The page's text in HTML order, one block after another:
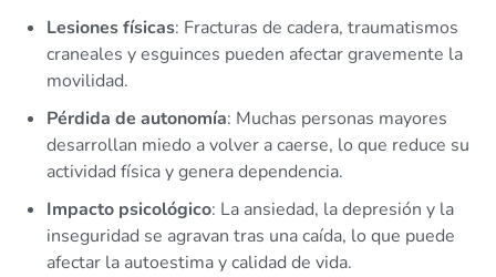
Lesiones físicas: Fracturas de cadera, traumatismos
craneales y esguinces pueden afectar gravemente la
movilidad.
Pérdida de autonomía: Muchas personas mayores
desarrollan miedo a volver a caerse, lo que reduce su
actividad física y genera dependencia.
Impacto psicológico: La ansiedad, la depresión y la
inseguridad se agravan tras una caída, lo que puede
afectar la autoestima y calidad de vida.